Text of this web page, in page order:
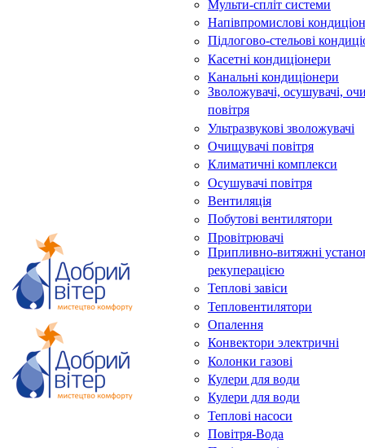
Мульти-спліт системи
Напівпромислові
Підлогово-стельові
Касетні кондиціонери
Канальні кондиціонери
Зволожувачі, осушувачі,
повітря
Ультразвукові зволожувачі
Очищувачі повітря
Климатичні комплекси
Осушувачі повітря
Вентиляція
Побутові вентилятори
Провітрювачі
Припливно-витяжні
рекуперацією
Теплові завіси
Тепловентилятори
Опалення
Конвектори электричні
Колонки газові
Кулери для води
Кулери для води
Теплові насоси
Повітря-Вода